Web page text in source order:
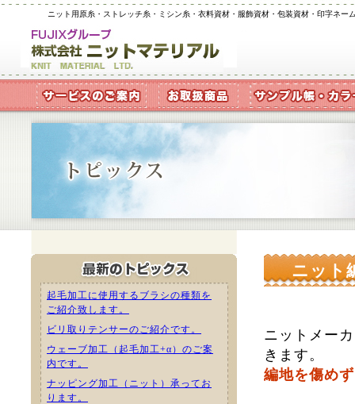
ニット用原糸・ストレッチ糸・ミシン糸・衣料資材・服飾資材・包装資材・印字ネ
起毛加工に使用するブラシの種類を
ご紹介致します。
ビリ取りテンサーのご紹介です。
ウェーブ加工（起毛加工+α）のご案
内です。
ナッピング加工（ニット）承ってお
ります。
ニット
ニットメー
きます。
編地を傷め